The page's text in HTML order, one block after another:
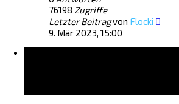
76198 Zugriffe
Letzter Beitragvon Flocki
9. Mär 2023, 15:00